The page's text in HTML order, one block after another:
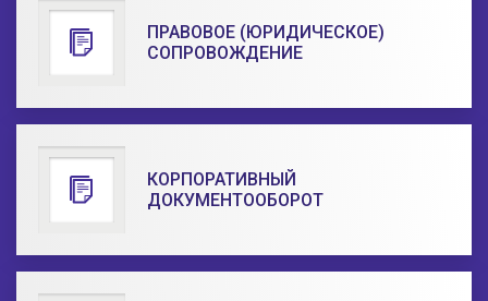
ПРАВОВОЕ (ЮРИДИЧЕСКОЕ)
СОПРОВОЖДЕНИЕ
КОРПОРАТИВНЫЙ
ДОКУМЕНТООБОРОТ